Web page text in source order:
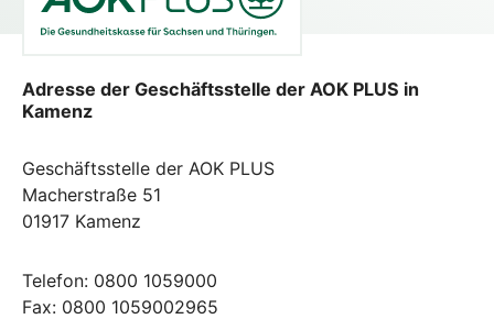
Adresse der Geschäftsstelle der AOK PLUS in
Kamenz
Geschäftsstelle der AOK PLUS
Macherstraße 51
01917 Kamenz
Telefon: 0800 1059000
Fax: 0800 1059002965